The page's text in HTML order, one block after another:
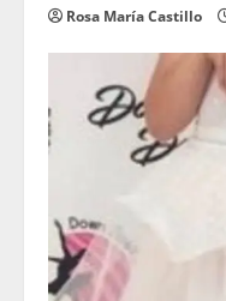
Rosa María Castillo